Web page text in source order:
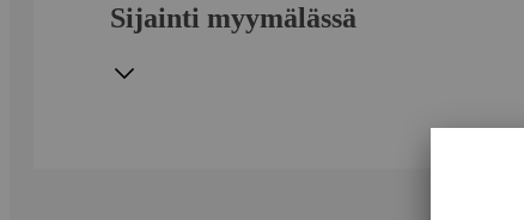
Sijainti myymälässä